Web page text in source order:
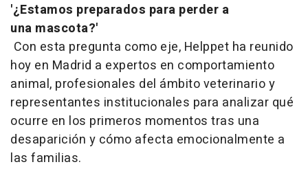
'¿Estamos preparados para perder a
una mascota?'
Con esta pregunta como eje, Helppet ha reunido
hoy en Madrid a expertos en comportamiento
animal, profesionales del ámbito veterinario y
representantes institucionales para analizar qué
ocurre en los primeros momentos tras una
desaparición y cómo afecta emocionalmente a
las familias.